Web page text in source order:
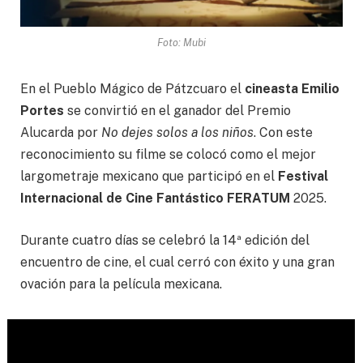
Foto: Mubi
En el Pueblo Mágico de Pátzcuaro el cineasta Emilio
Portes se convirtió en el ganador del Premio
Alucarda por No dejes solos a los niños. Con este
reconocimiento su filme se colocó como el mejor
largometraje mexicano que participó en el Festival
Internacional de Cine Fantástico FERATUM 2025.
Durante cuatro días se celebró la 14ª edición del
encuentro de cine, el cual cerró con éxito y una gran
ovación para la película mexicana.